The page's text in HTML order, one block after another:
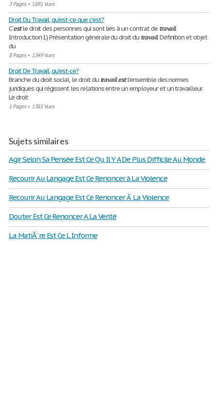
3 Pages• 1691 Vues
Droit Du Travail, qu'est-ce que c'est?
C’estle droit des personnes qui sont liés à un contrat de travail.
Introduction 1) Présentation générale du droit dutravail. Définition et objet
du
8 Pages• 1349 Vues
Droit De Travail, qu'est-ce?
Branche du droit social, le droit dutravail estl'ensemble des normes
juridiques qui régissent les relations entre un employeur et un travailleur.
Le droit
1 Pages• 1385 Vues
Sujets similaires
Agir Selon Sa Pensée Est Ce Qu Il Y A De Plus Difficile Au Monde
Recourir Au Langage Est Ce Renoncer à La Violence
Recourir Au Langage Est Ce Renoncer Ã La Violence
Douter Est Ce Renoncer A La Verité
La MatiÃ¨re Est Ce L Informe